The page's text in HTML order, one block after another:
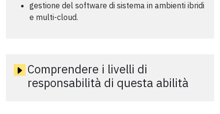
gestione del software di sistema in ambienti ibridi
e multi-cloud.
Comprendere i livelli di
responsabilità di questa abilità